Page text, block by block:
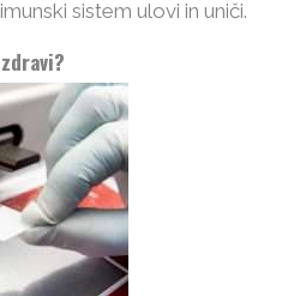
sistem ulovi in uniči.